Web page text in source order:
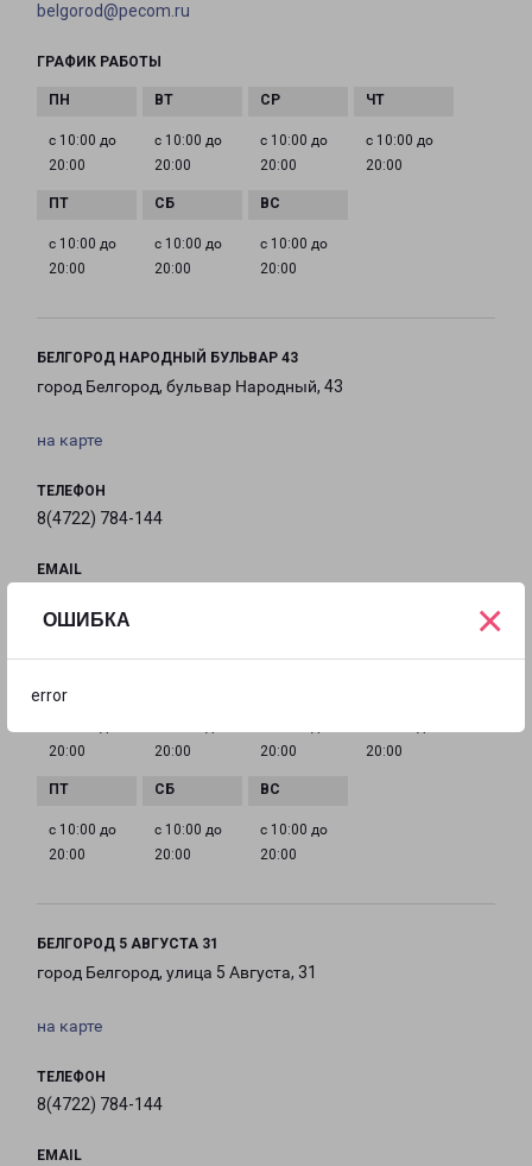
ОШИБКА
error
×
belgorod@pecom.ru
ГРАФИК РАБОТЫ
с 10:00 до
20:00
с 10:00 до
20:00
с 10:00 до
20:00
с 10:00 до
20:00
с 10:00 до
20:00
с 10:00 до
20:00
с 10:00 до
20:00
БЕЛГОРОД НАРОДНЫЙ БУЛЬВАР 43
город Белгород, бульвар Народный, 43
на карте
ТЕЛЕФОН
8(4722) 784-144
EMAIL
20:00
20:00
20:00
20:00
с 10:00 до
20:00
с 10:00 до
20:00
с 10:00 до
20:00
БЕЛГОРОД 5 АВГУСТА 31
город Белгород, улица 5 Августа, 31
на карте
ТЕЛЕФОН
8(4722) 784-144
EMAIL